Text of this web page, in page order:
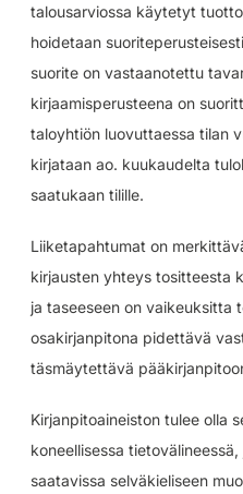
talousarviossa käytetyt
hoidetaan
suorite on vastaanotettu
kirjaamisperusteena on
taloyhtiön luovuttaessa tilan
kirjataan ao. kuukaudelta
saatukaan tilille.
Liiketapahtumat on
kirjausten yhteys tositteesta
ja taseeseen on vaikeuksitta
osakirjanpitona pidettävä
täsmäytettävä
Kirjanpitoaineiston tulee olla
koneellisessa
saatavissa selväkieliseen